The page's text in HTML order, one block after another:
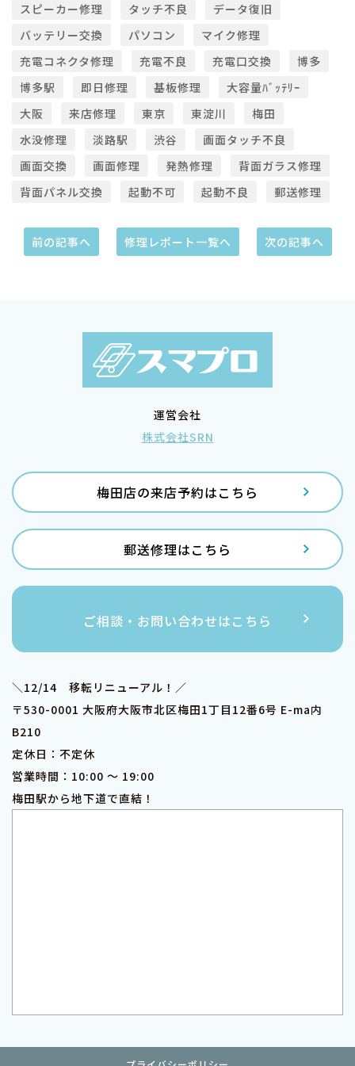
スピーカー修理
タッチ不良
データ復旧
バッテリー交換
パソコン
マイク修理
充電コネクタ修理
充電不良 充電口交換
博多
博多駅
即日修理 基板修理
大容量ﾊﾞｯﾃﾘｰ
大阪
来店修理 東京 東淀川
梅田
水没修理
淡路駅 渋谷
画面タッチ不良
画面交換
画面修理 発熱修理
背面ガラス修理
背面パネル交換
起動不可 起動不良 郵送修理
前の記事へ 修理レポート一覧へ 次の記事へ
運営会社
株式会社SRN
梅田店の来店予約はこちら
郵送修理はこちら
ご相談・お問い合わせはこちら
＼12/14 移転リニューアル！／
〒530-0001 大阪府大阪市北区梅田1丁目12番6号 E-ma内
B210
定休日：不定休
営業時間：10:00 ～ 19:00
梅田駅から地下道で直結！